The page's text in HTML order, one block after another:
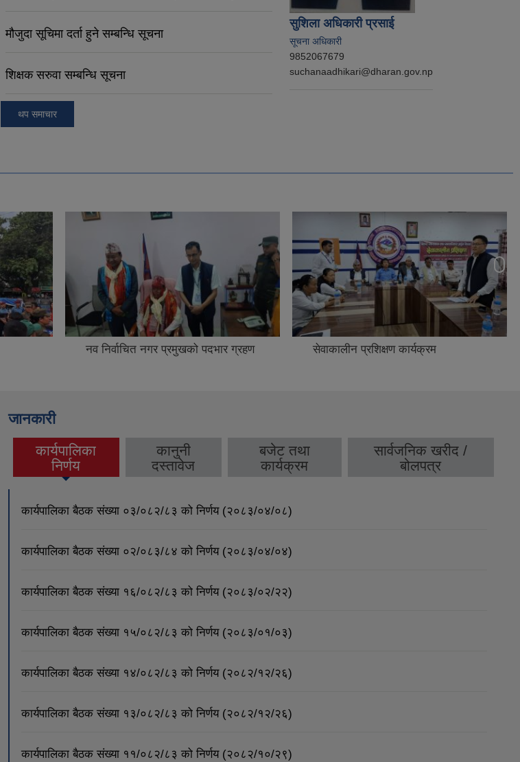
मौजुदा सूचिमा दर्ता हुने सम्बन्धि सूचना
शिक्षक सरुवा सम्बन्धि सूचना
थप समाचार
सुशिला अधिकारी प्रसाई
सूचना अधिकारी
9852067679
suchanaadhikari@dharan.gov.np
नव निर्वाचित नगर प्रमुखको पदभार ग्रहण सेवाकालीन प्रशिक्षण कार्यक्रम
जानकारी
कार्यपालिका
निर्णय
(active tab)
कानुनी
दस्तावेज
बजेट तथा
कार्यक्रम
सार्वजनिक खरीद /
बोलपत्र
कार्यपालिका बैठक संख्या ०३/०८२/८३ को निर्णय (२०८३/०४/०८)
कार्यपालिका बैठक संख्या ०२/०८३/८४ को निर्णय (२०८३/०४/०४)
कार्यपालिका बैठक संख्या १६/०८२/८३ को निर्णय (२०८३/०२/२२)
कार्यपालिका बैठक संख्या १५/०८२/८३ को निर्णय (२०८३/०१/०३)
कार्यपालिका बैठक संख्या १४/०८२/८३ को निर्णय (२०८२/१२/२६)
कार्यपालिका बैठक संख्या १३/०८२/८३ को निर्णय (२०८२/१२/२६)
कार्यपालिका बैठक संख्या ११/०८२/८३ को निर्णय (२०८२/१०/२९)